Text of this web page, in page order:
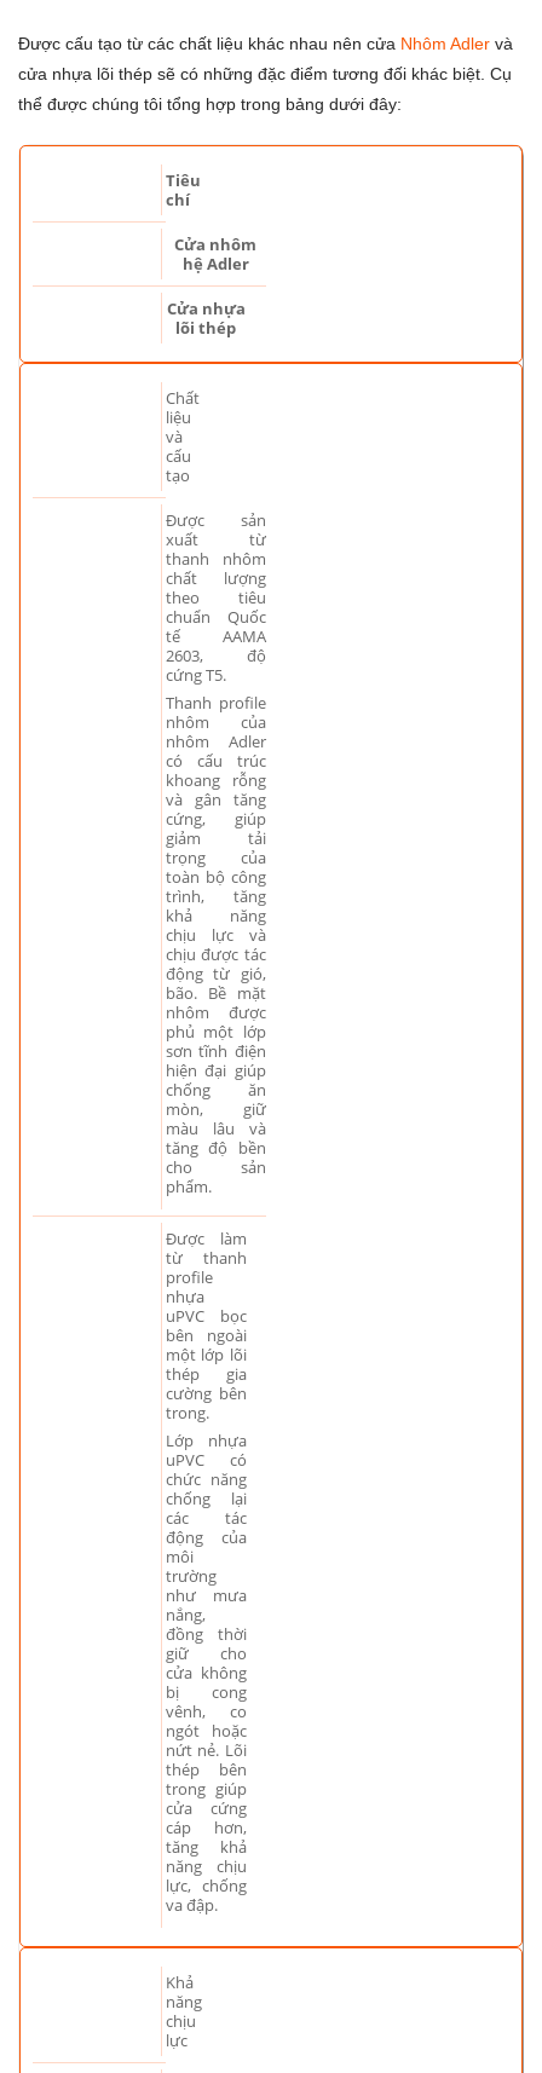
Được cấu tạo từ các chất liệu khác nhau nên cửa Nhôm Adler và
cửa nhựa lõi thép sẽ có những đặc điểm tương đối khác biệt. Cụ
thể được chúng tôi tổng hợp trong bảng dưới đây:
Tiêu
chí
Cửa nhôm
hệ Adler
Cửa nhựa
lõi thép
Chất
liệu
và
cấu
tạo
Được sản
xuất từ
thanh nhôm
chất lượng
theo tiêu
chuẩn Quốc
tế AAMA
2603, độ
cứng T5.
Thanh profile
nhôm của
nhôm Adler
có cấu trúc
khoang rỗng
và gân tăng
cứng, giúp
giảm tải
trọng của
toàn bộ công
trình, tăng
khả năng
chịu lực và
chịu được tác
động từ gió,
bão. Bề mặt
nhôm được
phủ một lớp
sơn tĩnh điện
hiện đại giúp
chống ăn
mòn, giữ
màu lâu và
tăng độ bền
cho sản
phẩm.
Được làm
từ thanh
profile
nhựa
uPVC bọc
bên ngoài
một lớp lõi
thép gia
cường bên
trong.
Lớp nhựa
uPVC có
chức năng
chống lại
các tác
động của
môi
trường
như mưa
nắng,
đồng thời
giữ cho
cửa không
bị cong
vênh, co
ngót hoặc
nứt nẻ. Lõi
thép bên
trong giúp
cửa cứng
cáp hơn,
tăng khả
năng chịu
lực, chống
va đập.
Khả
năng
chịu
lực